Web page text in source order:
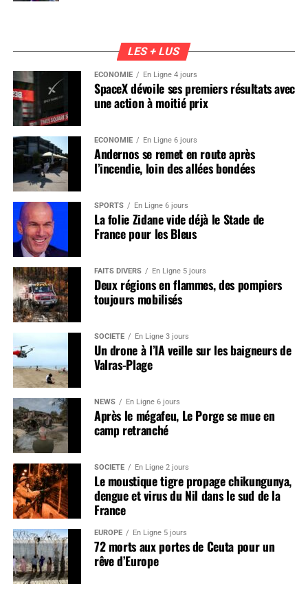
LES + LUS
ÉCONOMIE En Ligne 4 jours
SpaceX dévoile ses premiers résultats avec
une action à moitié prix
ÉCONOMIE En Ligne 6 jours
Andernos se remet en route après
l’incendie, loin des allées bondées
SPORTS En Ligne 6 jours
La folie Zidane vide déjà le Stade de
France pour les Bleus
FAITS DIVERS En Ligne 5 jours
Deux régions en flammes, des pompiers
toujours mobilisés
SOCIÉTÉ En Ligne 3 jours
Un drone à l’IA veille sur les baigneurs de
Valras-Plage
NEWS En Ligne 6 jours
Après le mégafeu, Le Porge se mue en
camp retranché
SOCIÉTÉ En Ligne 2 jours
Le moustique tigre propage chikungunya,
dengue et virus du Nil dans le sud de la
France
EUROPE En Ligne 5 jours
72 morts aux portes de Ceuta pour un
rêve d’Europe